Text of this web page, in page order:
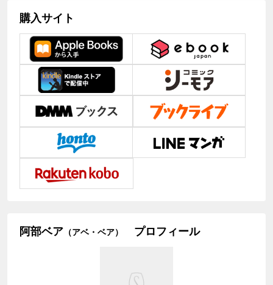
購入サイト
阿部ベア （アベ・ベア） プロフィール